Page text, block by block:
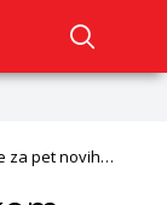
za pet novih